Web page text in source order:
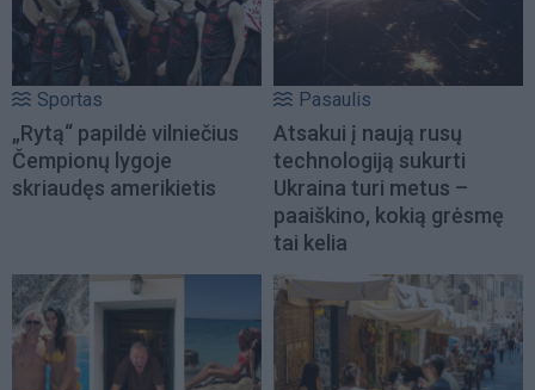
Sportas
„Rytą“ papildė vilniečius
Čempionų lygoje
skriaudęs amerikietis
Pasaulis
Atsakui į naują rusų
technologiją sukurti
Ukraina turi metus –
paaiškino, kokią grėsmę
tai kelia